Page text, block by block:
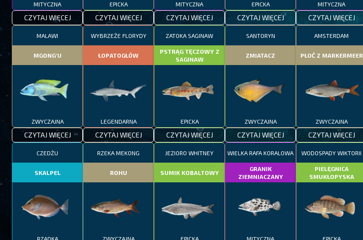
MITYCZNA
CZYTAJ WIĘCEJ
EPICKA
CZYTAJ WIĘCEJ
MITYCZNA
CZYTAJ WIĘCEJ
EPICKA
CZYTAJ WIĘCEJ
MITYCZNA
CZYTAJ WIĘCEJ
MALAWI
MGONG'U
ZWYCZAJNA
CZYTAJ WIĘCEJ
WYBRZEŻE FLORYDY
ŁOPATOGŁÓW
LEGENDARNA
CZYTAJ WIĘCEJ
ZATOKA SAGINAW
PSTRĄG TĘCZOWY Z
SAGINAW
EPICKA
CZYTAJ WIĘCEJ
SANTORYN
ZMIATACZ
ZWYCZAJNA
CZYTAJ WIĘCEJ
AMSTERDAM
PŁOĆ Z MARKERMEER
ZWYCZAJNA
CZYTAJ WIĘCEJ
CZEDŻU
SKALPEL
RZADKA
RZEKA MEKONG
ROHU
ZWYCZAJNA
JEZIORO WHITNEY
SUMIK KOBALTOWY
EPICKA
WIELKA RAFA KORALOWA
GRANIK
ZIEMNIACZANY
MITYCZNA
WODOSPADY WIKTORII
PIELĘGNICA
SMUKŁOPYSKA
EPICKA